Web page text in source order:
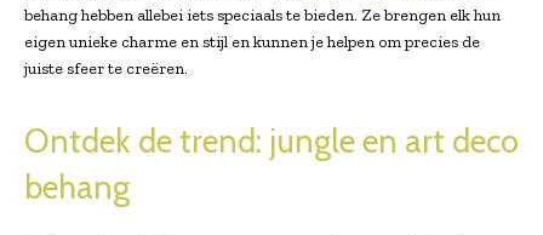
behang hebben allebei iets speciaals te bieden. Ze brengen elk hun
eigen unieke charme en stijl en kunnen je helpen om precies de
juiste sfeer te creëren.
Ontdek de trend: jungle en art deco
behang